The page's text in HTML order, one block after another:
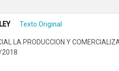
Texto Original
LA PRODUCCION Y
2018